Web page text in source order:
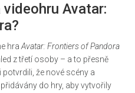
Avatar:
hra Avatar: Frontiers of Pandora
z třetí osoby – a to přesně
že nové scény a
do hry, aby vytvořily